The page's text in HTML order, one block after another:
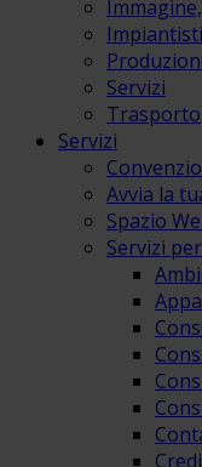
Servizi
Trasporto
Servizi
Avvia la
Spazio
Servizi